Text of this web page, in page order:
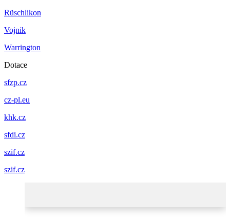
Rüschlikon
Vojnik
Warrington
Dotace
sfzp.cz
cz-pl.eu
khk.cz
sfdi.cz
szif.cz
szif.cz